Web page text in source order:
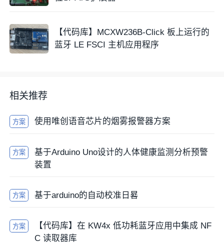
【代码库】MCXW236B-Click 板上运行的
蓝牙 LE FSCI 主机应用程序
相关推荐
方案 使用唯创语音芯片的烟雾报警器方案
方案
基于Arduino Uno设计的人体健康监测分析预警
装置
方案 基于arduino的自动校准日晷
方案
【代码库】在 KW4x 低功耗蓝牙应用中集成 NF
C 读取器库